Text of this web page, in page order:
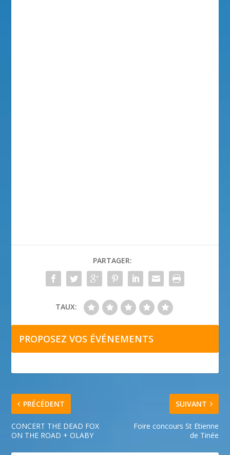
PARTAGER:
TAUX:
PROPOSEZ VOS ÉVÉNEMENTS
PRÉCÉDENT
CONCERT THE DEAD FOX
ON THE ROAD + OLABY
SUIVANT
Foire concours St Etienne
de Tinée